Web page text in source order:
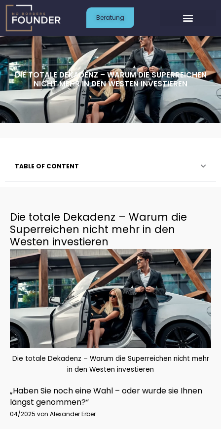
Zum
Inhalt
springen
Beratung
DIE TOTALE DEKADENZ – WARUM DIE SUPERREICHEN
NICHT MEHR IN DEN WESTEN INVESTIEREN
TABLE OF CONTENT
Die totale Dekadenz – Warum die
Superreichen nicht mehr in den
Westen investieren
Die totale Dekadenz – Warum die Superreichen nicht mehr
in den Westen investieren
„Haben Sie noch eine Wahl – oder wurde sie Ihnen
längst genommen?“
04/2025 von Alexander Erber